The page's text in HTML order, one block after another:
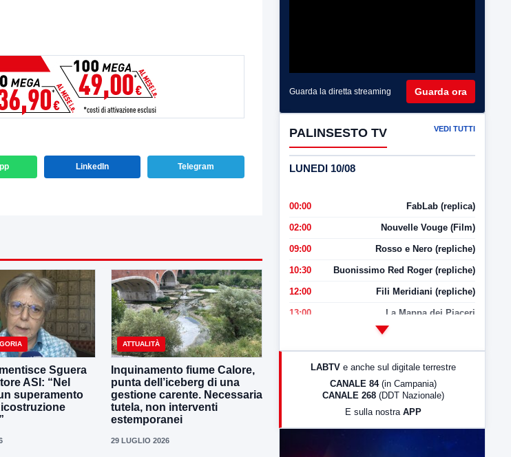
LinkedIn Telegram
Sguera
ASI: “Nel
superamento
ATTUALITÀ
Inquinamento fiume Calore,
punta dell’iceberg di una
gestione carente. Necessaria
tutela, non interventi
estemporanei
29 LUGLIO 2026
Guarda la diretta streaming Guarda ora
PALINSESTO TV VEDI TUTTI
LUNEDI 10/08
00:00 FabLab (replica)
02:00 Nouvelle Vouge (Film)
09:00 Rosso e Nero (repliche)
10:30 Buonissimo Red Roger (repliche)
12:00 Fili Meridiani (repliche)
13:00 La Mappa dei Piaceri
LabNews (Diretta)
LABTV e anche sul digitale terrestre
CANALE 84 (in Campania)
CANALE 268 (DDT Nazionale)
E sulla nostra APP